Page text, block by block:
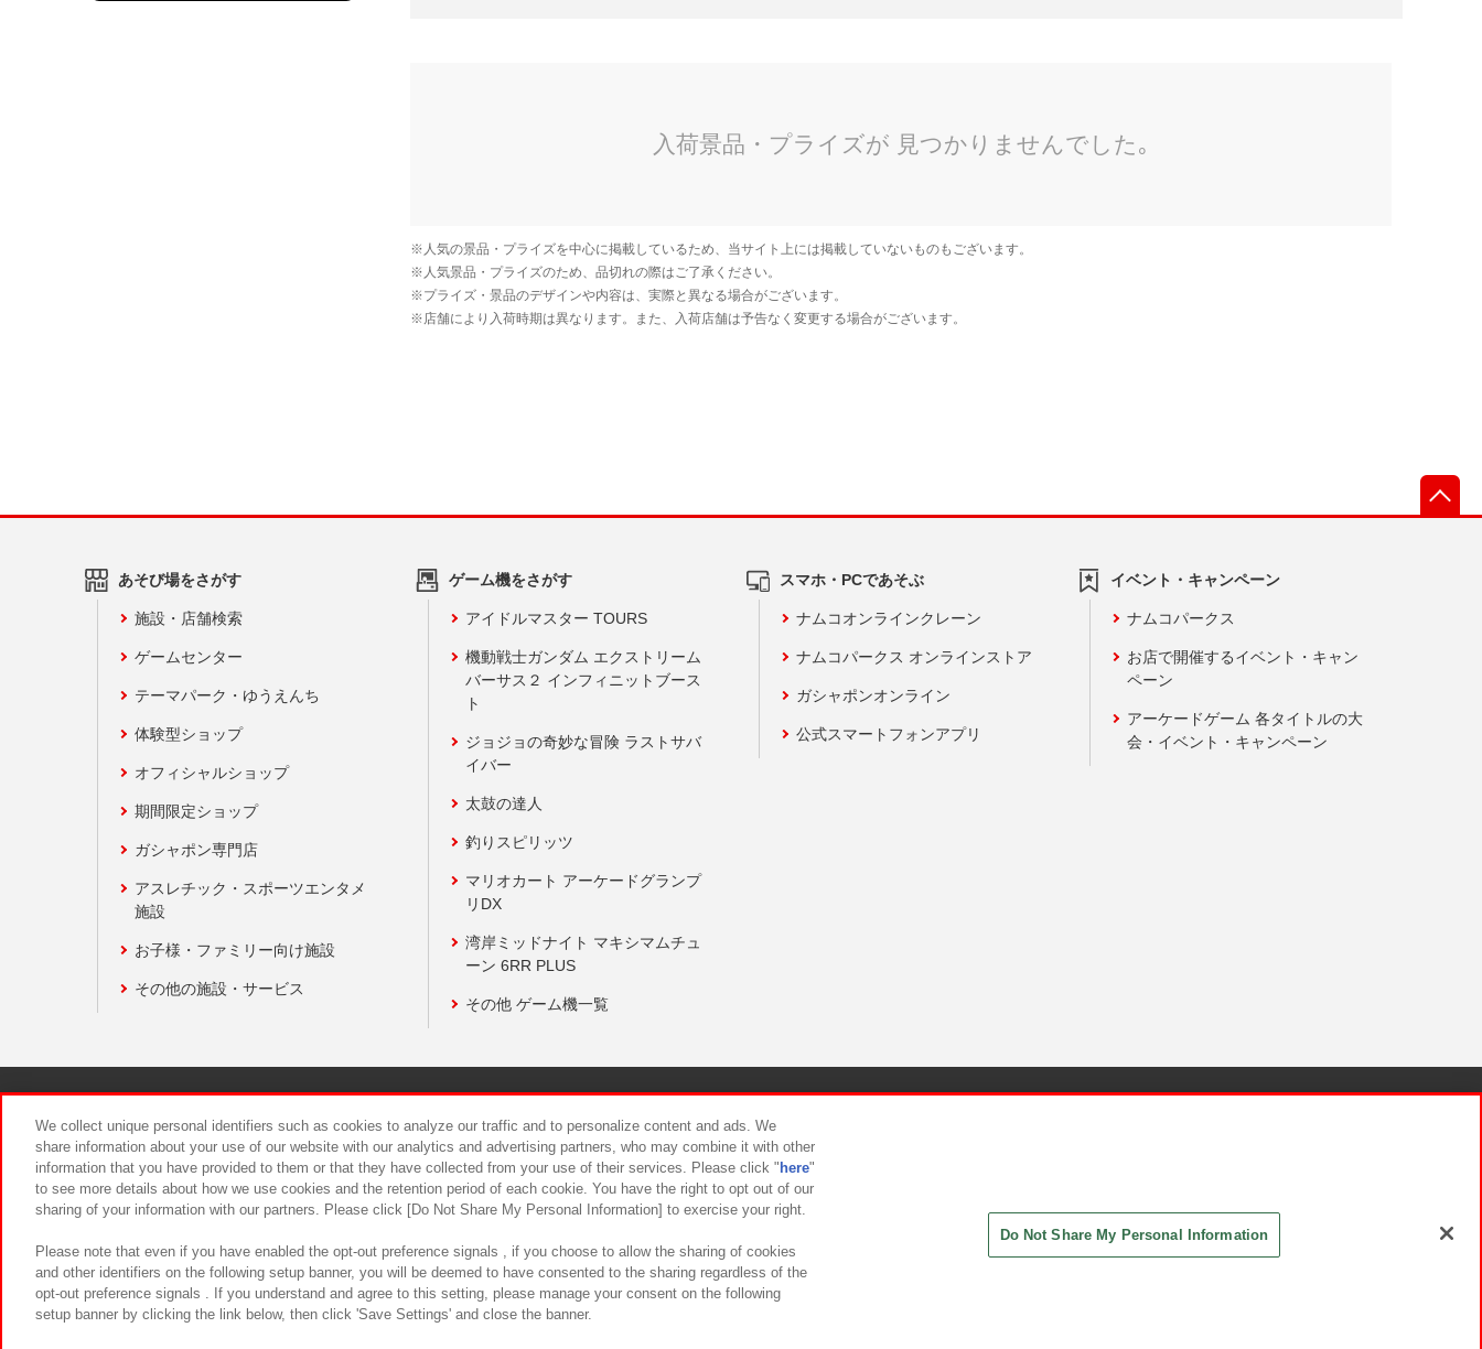
あそび場をさがす
施設・店舗検索
ゲームセンター
テーマパーク・ゆうえんち
体験型ショップ
オフィシャルショップ
期間限定ショップ
ガシャポン専門店
アスレチック・スポーツエンタメ
施設
お子様・ファミリー向け施設
その他の施設・サービス
ゲーム機をさがす
アイドルマスター TOURS
機動戦士ガンダム エクストリーム
バーサス２ インフィニットブース
ト
ジョジョの奇妙な冒険 ラストサバ
イバー
太鼓の達人
釣りスピリッツ
マリオカート アーケードグランプ
リDX
湾岸ミッドナイト マキシマムチュ
ーン 6RR PLUS
その他 ゲーム機一覧
スマホ・PCであそぶ
ナムコオンラインクレーン
ナムコパークス オンラインストア
ガシャポンオンライン
公式スマートフォンアプリ
イベント・キャンペーン
ナムコパークス
お店で開催するイベント・キャン
ペーン
アーケードゲーム 各タイトルの大
会・イベント・キャンペーン
食品のご提供について カスタマーハラスメント対応方針
We collect unique personal identifiers such as cookies to analyze our traffic and to personalize content and ads. We
share information about your use of our website with our analytics and advertising partners, who may combine it with other
information that you have provided to them or that they have collected from your use of their services. Please click " here"
to see more details about how we use cookies and the retention period of each cookie. You have the right to opt out of our
sharing of your information with our partners. Please click [Do Not Share My Personal Information] to exercise your right.
Please note that even if you have enabled the opt-out preference signals , if you choose to allow the sharing of cookies
and other identifiers on the following setup banner, you will be deemed to have consented to the sharing regardless of the
opt-out preference signals . If you understand and agree to this setting, please manage your consent on the following
setup banner by clicking the link below, then click 'Save Settings' and close the banner.
Do Not Share My Personal Information